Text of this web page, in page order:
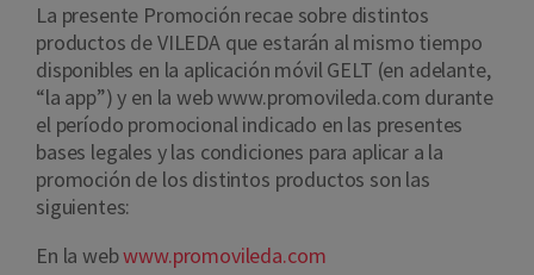
La presente Promoción recae sobre distintos
productos de VILEDA que estarán al mismo tiempo
disponibles en la aplicación móvil GELT (en adelante,
“la app”) y en la web www.promovileda.com durante
el período promocional indicado en las presentes
bases legales y las condiciones para aplicar a la
promoción de los distintos productos son las
siguientes:
En la webwww.promovileda.com